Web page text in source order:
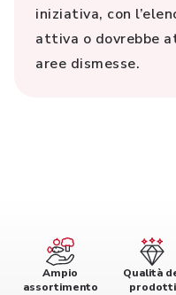
iniziativa, con
attiva o dovrebbe
aree dismesse.
Ampio
assortimento
Qualità
prodotti